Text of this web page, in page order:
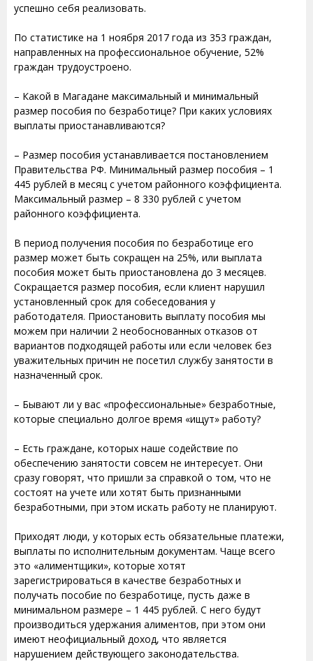
успешно себя реализовать.
По статистике на 1 ноября 2017 года из 353 граждан,
направленных на профессиональное обучение, 52%
граждан трудоустроено.
– Какой в Магадане максимальный и минимальный
размер пособия по безработице? При каких условиях
выплаты приостанавливаются?
– Размер пособия устанавливается постановлением
Правительства РФ. Минимальный размер пособия – 1
445 рублей в месяц с учетом районного коэффициента.
Максимальный размер – 8 330 рублей с учетом
районного коэффициента.
В период получения пособия по безработице его
размер может быть сокращен на 25%, или выплата
пособия может быть приостановлена до 3 месяцев.
Сокращается размер пособия, если клиент нарушил
установленный срок для собеседования у
работодателя. Приостановить выплату пособия мы
можем при наличии 2 необоснованных отказов от
вариантов подходящей работы или если человек без
уважительных причин не посетил службу занятости в
назначенный срок.
– Бывают ли у вас «профессиональные» безработные,
которые специально долгое время «ищут» работу?
– Есть граждане, которых наше содействие по
обеспечению занятости совсем не интересует. Они
сразу говорят, что пришли за справкой о том, что не
состоят на учете или хотят быть признанными
безработными, при этом искать работу не планируют.
Приходят люди, у которых есть обязательные платежи,
выплаты по исполнительным документам. Чаще всего
это «алиментщики», которые хотят
зарегистрироваться в качестве безработных и
получать пособие по безработице, пусть даже в
минимальном размере – 1 445 рублей. С него будут
производиться удержания алиментов, при этом они
имеют неофициальный доход, что является
нарушением действующего законодательства.